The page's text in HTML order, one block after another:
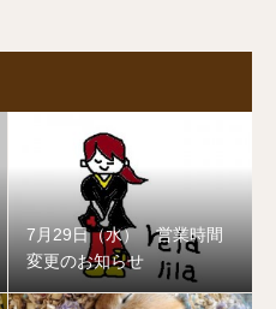
7月29日（水） 営業時間
変更のお知らせ